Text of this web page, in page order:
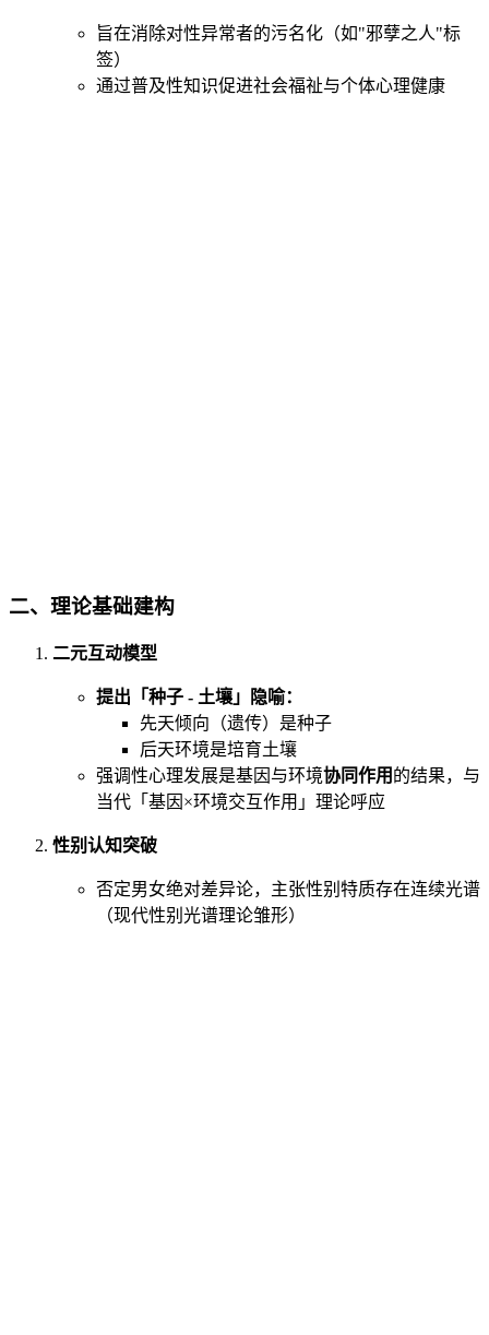
旨在消除对性异常者的污名化（如"邪孽之人"标
签）
通过普及性知识促进社会福祉与个体心理健康
二、 理论基础建构
二元互动模型
提出「种子 - 土壤」隐喻：
先天倾向（遗传）是种子
后天环境是培育土壤
强调性心理发展是基因与环境协同作用 的结果，与
当代「基因×环境交互作用」理论呼应
性别认知突破
否定男女绝对差异论，主张性别特质存在连续光谱
（现代性别光谱理论雏形）